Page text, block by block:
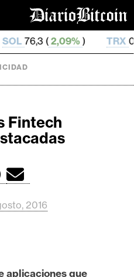
) TRX0,329 673 (
Fintech
2016
aplicaciones que